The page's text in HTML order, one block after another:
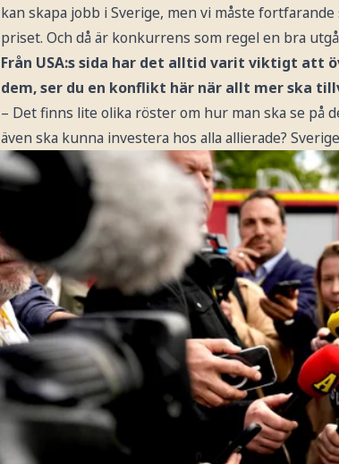
kan skapa jobb i Sverige, men vi måste
priset. Och då är konkurrens som regel en bra
Från USA:s sida har det alltid varit viktigt att
dem, ser du en konflikt här när allt mer ska
– Det finns lite olika röster om hur man ska se på
även ska kunna investera hos alla allierade?